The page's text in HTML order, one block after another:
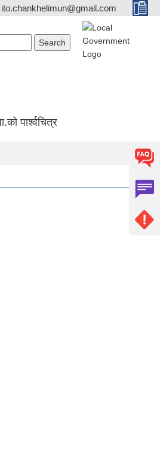
पार्श्वचित्र